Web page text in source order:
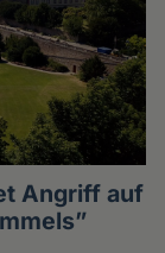
Angriff auf